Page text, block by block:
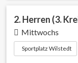
2. Herren (3.
Mittwochs
Sportplatz Wilstedt